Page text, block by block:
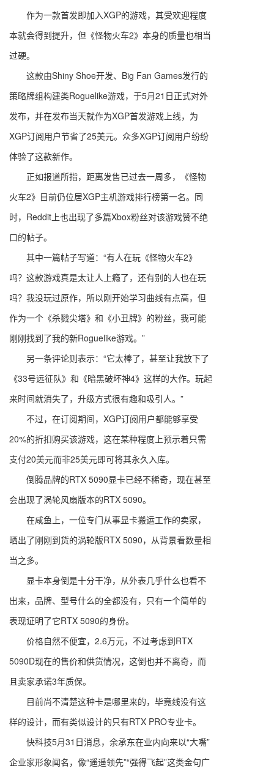
作为一款首发即加入XGP的游戏，其受欢迎程度
本就会得到提升，但《怪物火车2》本身的质量也相当
过硬。
这款由Shiny Shoe开发、Big Fan Games发行的
策略牌组构建类Roguelike游戏，于5月21日正式对外
发布，并在发布当天就作为XGP首发游戏上线，为
XGP订阅用户节省了25美元。众多XGP订阅用户纷纷
体验了这款新作。
正如报道所指，距离发售已过去一周多，《怪物
火车2》目前仍位居XGP主机游戏排行榜第一名。同
时，Reddit上也出现了多篇Xbox粉丝对该游戏赞不绝
口的帖子。
其中一篇帖子写道：“有人在玩《怪物火车2》
吗？这款游戏真是太让人上瘾了，还有别的人也在玩
吗？我没玩过原作，所以刚开始学习曲线有点高，但
作为一个《杀戮尖塔》和《小丑牌》的粉丝，我可能
刚刚找到了我的新Roguelike游戏。”
另一条评论则表示：“它太棒了，甚至让我放下了
《33号远征队》和《暗黑破坏神4》这样的大作。玩起
来时间就消失了，升级方式很有趣和吸引人。”
不过，在订阅期间，XGP订阅用户都能够享受
20%的折扣购买该游戏，这在某种程度上预示着只需
支付20美元而非25美元即可将其永久入库。
倒腾品牌的RTX 5090显卡已经不稀奇，现在甚至
会出现了涡轮风扇版本的RTX 5090。
在咸鱼上，一位专门从事显卡搬运工作的卖家，
晒出了刚刚到货的涡轮版RTX 5090，从背景看数量相
当之多。
显卡本身倒是十分干净，从外表几乎什么也看不
出来，品牌、型号什么的全都没有，只有一个简单的
表现证明了它RTX 5090的身份。
价格自然不便宜，2.6万元，不过考虑到RTX
5090D现在的售价和供货情况，这倒也并不离奇，而
且卖家承诺3年质保。
目前尚不清楚这种卡是哪里来的，毕竟线没有这
样的设计，而有类似设计的只有RTX PRO专业卡。
快科技5月31日消息，余承东在业内向来以“大嘴”
企业家形象闻名，像“遥遥领先”“强得飞起”这类金句广